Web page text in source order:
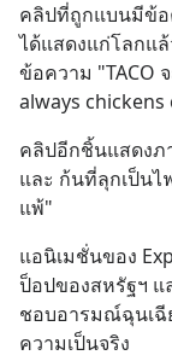
คลิปที่ถูกแบนมีข้อ
ได้แสดงแก่โลกแ
ข้อความ "TACO
always
คลิปอีกชิ้นแสดงภ
และ ก้นที่ลุกเป็น
แพ้"
แอนิเมชั่นของ
ป็อปของสหรัฐฯ แ
ชอบอารมณ์ฉุนเฉี
ความเป็นจริง